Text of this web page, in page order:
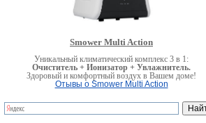
Smower Multi Action
Уникальный климатический комплекс 3 в 1:
Очиститель + Ионизатор + Увлажнитель.
Здоровый и комфортный воздух в Вашем доме!
Отывы о Smower Multi Action